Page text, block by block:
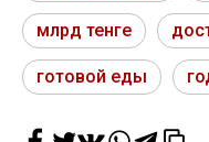
млрд тенге
готовой еды